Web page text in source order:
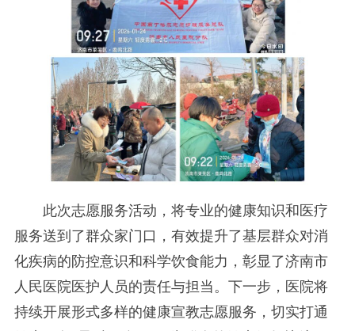
此次志愿服务活动，将专业的健康知识和医疗
服务送到了群众家门口，有效提升了基层群众对消
化疾病的防控意识和科学饮食能力，彰显了济南市
人民医院医护人员的责任与担当。下一步，医院将
持续开展形式多样的健康宣教志愿服务，切实打通